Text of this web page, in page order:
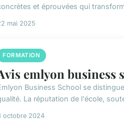
et éprouvées qui
mai 2025
FORMATION
emlyon business
Business School se
La réputation de l'école,
octobre 2024